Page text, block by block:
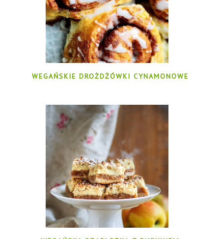
WEGAŃSKIE DROŻDŻÓWKI CYNAMONOWE